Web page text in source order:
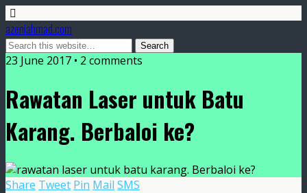
azeniahmad.com
23 June 2017 • 2 comments
Rawatan Laser untuk Batu
Karang. Berbaloi ke?
Share Tweet Pin Mail SMS